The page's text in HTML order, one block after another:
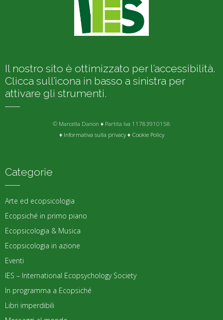
Il nostro sito è ottimizzato per l’accessibilità.
Clicca sull’icona in basso a sinistra per
attivare gli strumenti.
© Marcella Danon ♦ Partita Iva 11783910158
♦ Informativa sulla privacy♦ Cookie Policy
Categorie
Arte ed ecopsicologia
Ecopsiché in primo piano
Ecopsicologia & Musica
Ecopsicologia in azione
Eventi
IES – International Ecopsychology Society
In programma a Ecopsiché
Libri imperdibili